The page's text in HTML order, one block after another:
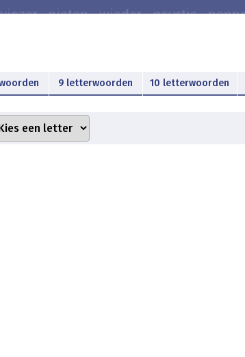
9 letterwoorden 10 letterwoorden